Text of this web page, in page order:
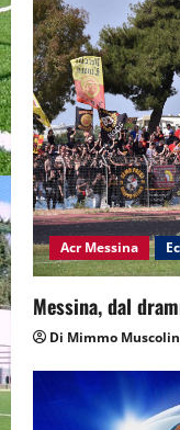
Acr Messina
Messina, dal
Di Mimmo